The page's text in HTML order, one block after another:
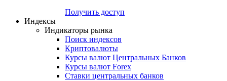
Получить доступ
Индексы
Индикаторы рынка
Поиск индексов
Криптовалюты
Курсы валют Центральных Банков
Курсы валют Forex
Ставки центральных банков